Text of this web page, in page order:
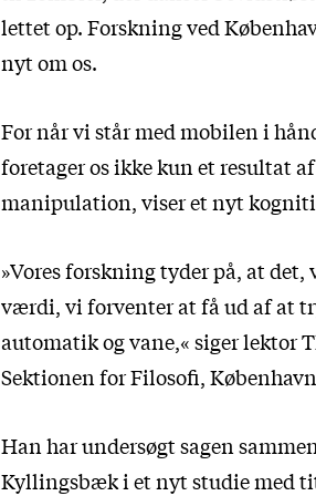
lettet op. Forskning ved
nyt om os.
For når vi står med mobilen i
foretager os ikke kun et resultat
manipulation, viser et nyt
»Vores forskning tyder på, at
værdi, vi forventer at få ud af at
automatik og vane,« siger lektor
Sektionen for Filosofi,
Han har undersøgt sagen
Kyllingsbæk i et nyt studie med